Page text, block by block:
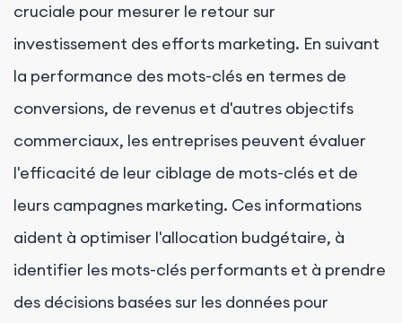
cruciale pour mesurer le retour sur
investissement des efforts marketing. En suivant
la performance des mots-clés en termes de
conversions, de revenus et d'autres objectifs
commerciaux, les entreprises peuvent évaluer
l'efficacité de leur ciblage de mots-clés et de
leurs campagnes marketing. Ces informations
aident à optimiser l'allocation budgétaire, à
identifier les mots-clés performants et à prendre
des décisions basées sur les données pour